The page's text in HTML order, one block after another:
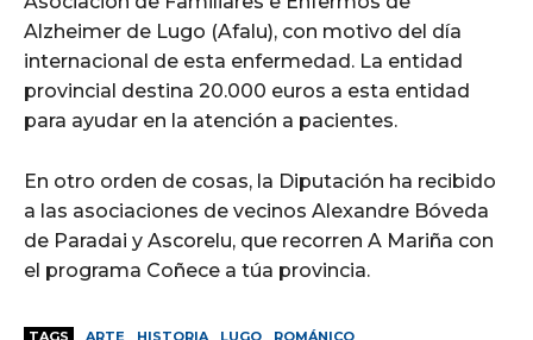
Alzheimer de Lugo (Afalu), con motivo del día
internacional de esta enfermedad. La entidad
provincial destina 20.000 euros a esta entidad
para ayudar en la atención a pacientes.
En otro orden de cosas, la Diputación ha recibido
a las asociaciones de vecinos Alexandre Bóveda
de Paradai y Ascorelu, que recorren A Mariña con
el programa Coñece a túa provincia.
TAGS ARTE HISTORIA LUGO ROMÁNICO